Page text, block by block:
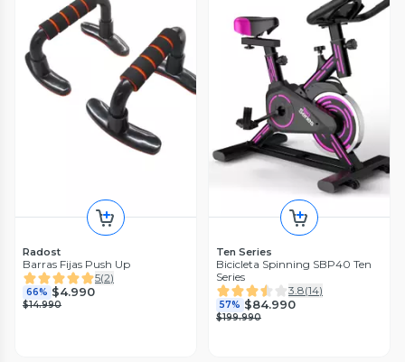
Radost
Barras Fijas Push Up
5(2)
66% $4.990
$14.990
Ten Series
Bicicleta Spinning SBP40 Ten
Series
3.8(14)
57% $84.990
$199.990